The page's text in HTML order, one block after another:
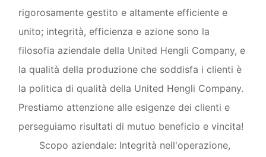
rigorosamente gestito e altamente efficiente e
unito; integrità, efficienza e azione sono la
filosofia aziendale della United Hengli Company, e
la qualità della produzione che soddisfa i clienti è
la politica di qualità della United Hengli Company.
Prestiamo attenzione alle esigenze dei clienti e
perseguiamo risultati di mutuo beneficio e vincita!
Scopo aziendale: Integrità nell'operazione,